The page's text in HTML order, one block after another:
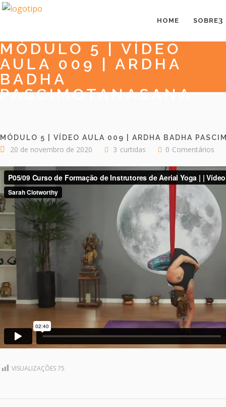
HOME SOBRE
MÓDULO 5 | VÍDEO
AULA 009 | ARDHA
BADHA
PASCIMOTANASANA
MÓDULO 5 | VÍDEO AULA 009 | ARDHA BADHA
20 de novembro de 2020 3 curtidas 0 Comentários
VISUALIZAÇÕES75